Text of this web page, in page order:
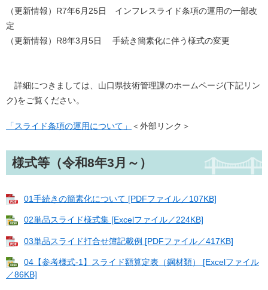
（更新情報）R7年6月25日 インフレスライド条項の運用の一部改
定
（更新情報）R8年3月5日 手続き簡素化に伴う様式の変更
詳細につきましては、山口県技術管理課のホームページ(下記リン
ク)をご覧ください。
「スライド条項の運用について」 ＜外部リンク＞
様式等（令和8年3月～）
01手続きの簡素化について [PDFファイル／107KB]
02単品スライド様式集 [Excelファイル／224KB]
03単品スライド打合せ簿記載例 [PDFファイル／417KB]
04【参考様式-1】スライド額算定表（鋼材類） [Excelファイル
／86KB]